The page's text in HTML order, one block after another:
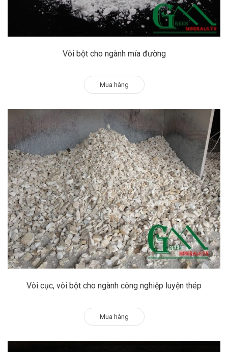
Vôi bột cho ngành mía đường
Mua hàng
Vôi cục, vôi bột cho ngành công nghiệp luyện thép
Mua hàng